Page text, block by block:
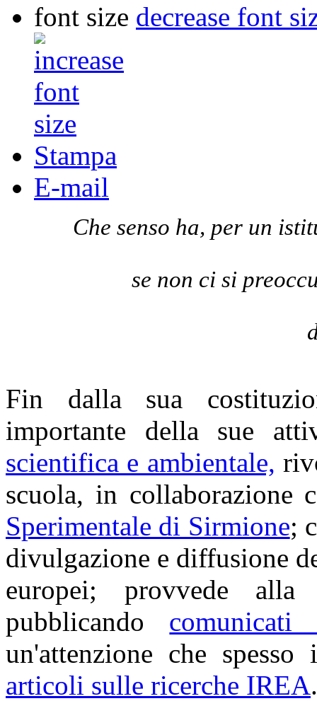
font size decrease font
Stampa
E-mail
Che senso ha, per un
se non ci si
Fin dalla sua
importante della sue
scientifica e ambientale,
scuola, in
Sperimentale di Sirmione;
divulgazione e diffusione
europei; provvede
pubblicando comunicati
un'attenzione che
articoli sulle ricerche IREA.